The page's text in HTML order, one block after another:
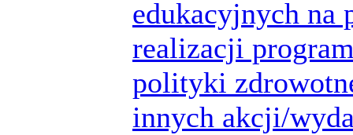
edukacyjnych na
realizacji
polityki
innych akcji/